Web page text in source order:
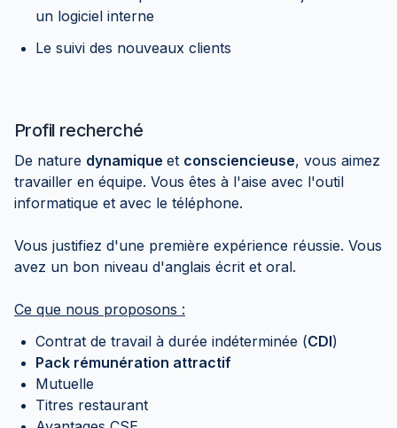
un logiciel interne
Le suivi des nouveaux clients
Profil recherché
De nature dynamique et consciencieuse, vous aimez
travailler en équipe. Vous êtes à l'aise avec l'outil
informatique et avec le téléphone.
Vous justifiez d'une première expérience réussie. Vous
avez un bon niveau d'anglais écrit et oral.
Ce que nous proposons :
Contrat de travail à durée indéterminée (CDI)
Pack rémunération attractif
Mutuelle
Titres restaurant